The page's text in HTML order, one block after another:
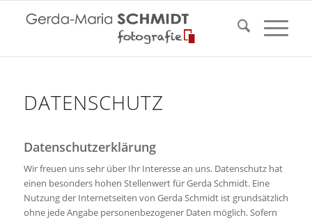
DATENSCHUTZ
Datenschutzerklärung
Wir freuen uns sehr über Ihr Interesse an uns. Datenschutz hat
einen besonders hohen Stellenwert für Gerda Schmidt. Eine
Nutzung der Internetseiten von Gerda Schmidt ist grundsätzlich
ohne jede Angabe personenbezogener Daten möglich. Sofern